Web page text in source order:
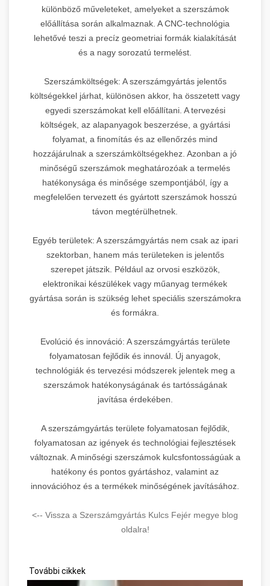
különböző műveleteket, amelyeket a szerszámok
előállítása során alkalmaznak. A CNC-technológia
lehetővé teszi a precíz geometriai formák kialakítását
és a nagy sorozatú termelést.
Szerszámköltségek: A szerszámgyártás jelentős
költségekkel járhat, különösen akkor, ha összetett vagy
egyedi szerszámokat kell előállítani. A tervezési
költségek, az alapanyagok beszerzése, a gyártási
folyamat, a finomítás és az ellenőrzés mind
hozzájárulnak a szerszámköltségekhez. Azonban a jó
minőségű szerszámok meghatározóak a termelés
hatékonysága és minősége szempontjából, így a
megfelelően tervezett és gyártott szerszámok hosszú
távon megtérülhetnek.
Egyéb területek: A szerszámgyártás nem csak az ipari
szektorban, hanem más területeken is jelentős
szerepet játszik. Például az orvosi eszközök,
elektronikai készülékek vagy műanyag termékek
gyártása során is szükség lehet speciális szerszámokra
és formákra.
Evolúció és innováció: A szerszámgyártás területe
folyamatosan fejlődik és innovál. Új anyagok,
technológiák és tervezési módszerek jelentek meg a
szerszámok hatékonyságának és tartósságának
javítása érdekében.
A szerszámgyártás területe folyamatosan fejlődik,
folyamatosan az igények és technológiai fejlesztések
változnak. A minőségi szerszámok kulcsfontosságúak a
hatékony és pontos gyártáshoz, valamint az
innovációhoz és a termékek minőségének javításához.
<-- Vissza a Szerszámgyártás Kulcs Fejér megye blog
oldalra!
További cikkek